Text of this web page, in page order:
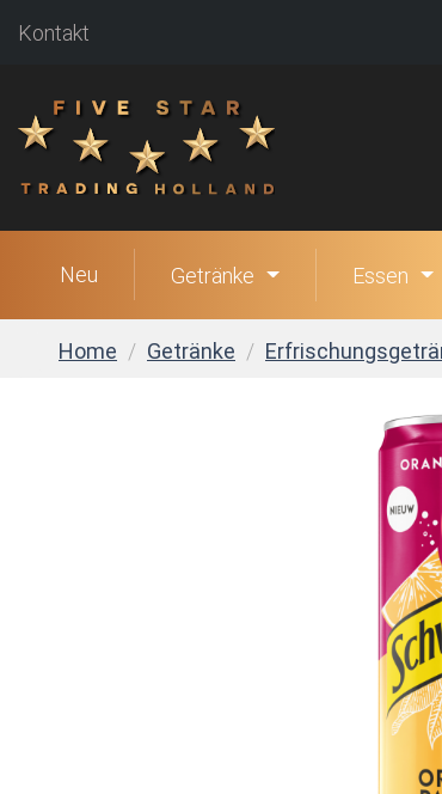
Kontakt
Neu Getränke Essen
Home Getränke